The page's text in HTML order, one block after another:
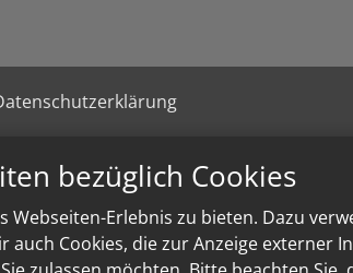
bezüglich Cookies
Erlebnis zu bieten. Dazu
Cookies, die zur Anzeige externer